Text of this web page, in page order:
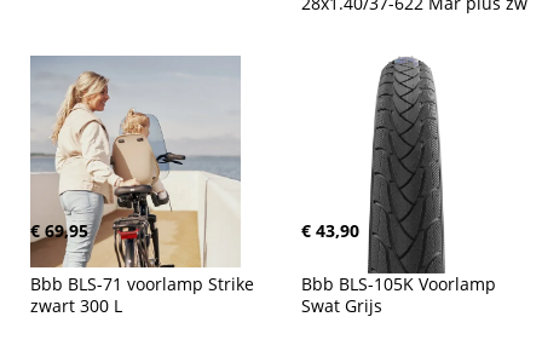
€ 69,95 € 43,90
Bbb BLS-71 voorlamp Strike
zwart 300 L
Bbb BLS-105K Voorlamp
Swat Grijs